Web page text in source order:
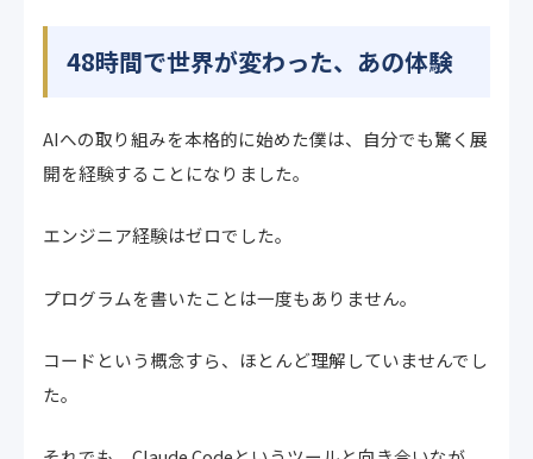
48時間で世界が変わった、あの体験
AIへの取り組みを本格的に始めた僕は、自分でも驚く展
開を経験することになりました。
エンジニア経験はゼロでした。
プログラムを書いたことは一度もありません。
コードという概念すら、ほとんど理解していませんでし
た。